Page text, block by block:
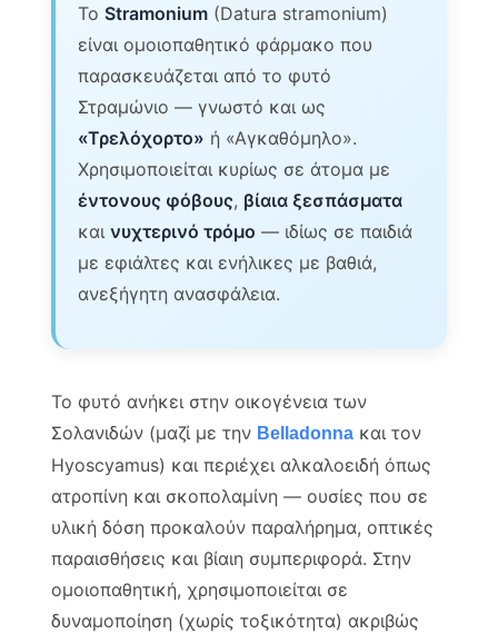
Το Stramonium (Datura stramonium)
είναι ομοιοπαθητικό φάρμακο που
παρασκευάζεται από το φυτό
Στραμώνιο — γνωστό και ως
«Τρελόχορτο» ή «Αγκαθόμηλο».
Χρησιμοποιείται κυρίως σε άτομα με
έντονους φόβους, βίαια ξεσπάσματα
καινυχτερινό τρόμο — ιδίως σε παιδιά
με εφιάλτες και ενήλικες με βαθιά,
ανεξήγητη ανασφάλεια.
Το φυτό ανήκει στην οικογένεια των
Σολανιδών (μαζί με την Belladonna και τον
Hyoscyamus) και περιέχει αλκαλοειδή όπως
ατροπίνη και σκοπολαμίνη — ουσίες που σε
υλική δόση προκαλούν παραλήρημα, οπτικές
παραισθήσεις και βίαιη συμπεριφορά. Στην
ομοιοπαθητική, χρησιμοποιείται σε
δυναμοποίηση (χωρίς τοξικότητα) ακριβώς